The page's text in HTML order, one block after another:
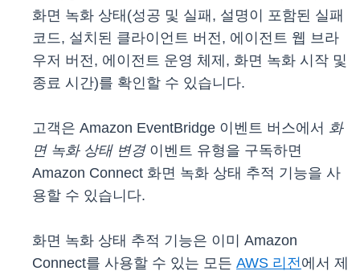
화면 녹화 상태(성공 및 실패, 설명이 포함된 실패
코드, 설치된 클라이언트 버전, 에이전트 웹 브라
우저 버전, 에이전트 운영 체제, 화면 녹화 시작 및
종료 시간)를 확인할 수 있습니다.
고객은 Amazon EventBridge 이벤트 버스에서 화
면 녹화 상태 변경이벤트 유형을 구독하면
Amazon Connect 화면 녹화 상태 추적 기능을 사
용할 수 있습니다.
화면 녹화 상태 추적 기능은 이미 Amazon
Connect를 사용할 수 있는 모든 AWS 리전에서 제